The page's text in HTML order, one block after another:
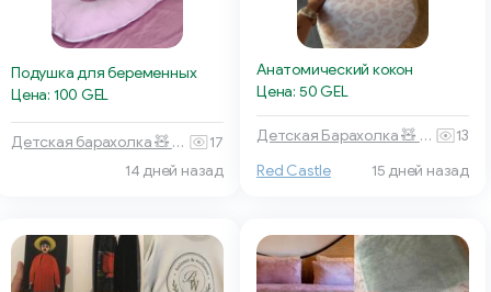
Подушка для беременных
Цена: 100 GEL
Детская барахолка 🧸 Тбилиси
17
14 дней назад
Анатомический кокон
Цена: 50 GEL
Детская Барахолка 🧸 Батуми
13
Red Castle
15 дней назад